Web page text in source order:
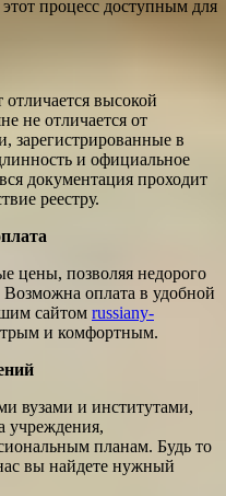
процесс доступным для
высокой
не отличается от
зарегистрированные в
и официальное
документация проходит
реестру.
цены, позволяя недорого
оплата в удобной
сайтом russiany-
и комфортным.
вузами и институтами,
учреждения,
планам. Будь то
вы найдете нужный